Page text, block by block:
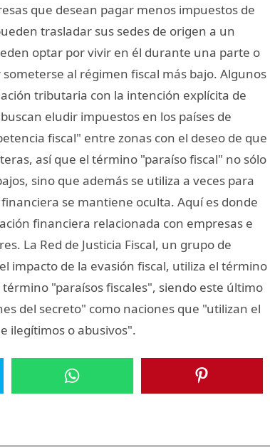
que desean pagar menos impuestos de
trasladar sus sedes de origen a un
optar por vivir en él durante una parte o
al régimen fiscal más bajo. Algunos
tributaria con la intención explícita de
eludir impuestos en los países de
fiscal" entre zonas con el deseo de que
así que el término "paraíso fiscal" no sólo
sino que además se utiliza a veces para
se mantiene oculta. Aquí es donde
financiera relacionada con empresas e
La Red de Justicia Fiscal, un grupo de
impacto de la evasión fiscal, utiliza el término
"paraísos fiscales", siendo este último
del secreto" como naciones que "utilizan el
ilegítimos o abusivos".